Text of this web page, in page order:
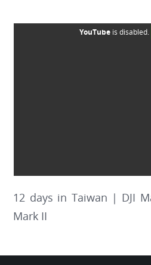
YouTubeis disabled.
12 days in Taiwan | DJI
Mark II